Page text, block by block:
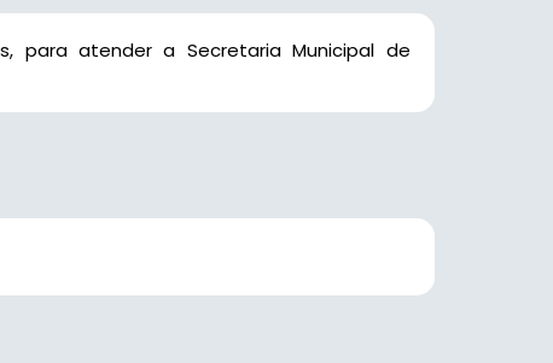
para atender a Secretaria Municipal de